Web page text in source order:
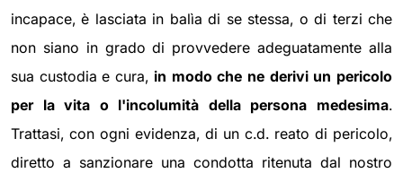
incapace, è lasciata in balìa di se stessa, o di terzi che
non siano in grado di provvedere adeguatamente alla
sua custodia e cura, in modo che ne derivi un pericolo
per la vita o l'incolumità della persona medesima.
Trattasi, con ogni evidenza, di un c.d. reato di pericolo,
diretto a sanzionare una condotta ritenuta dal nostro